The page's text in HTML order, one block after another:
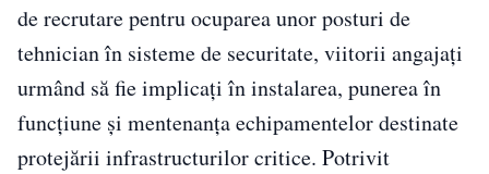
de recrutare pentru ocuparea unor posturi de
tehnician în sisteme de securitate, viitorii angajați
urmând să fie implicați în instalarea, punerea în
funcțiune și mentenanța echipamentelor destinate
protejării infrastructurilor critice. Potrivit